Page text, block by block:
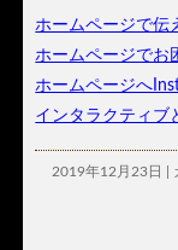
ホームページで伝
ホームページでお
ホームページへ
インタラクティブ
2019年12月23日 |